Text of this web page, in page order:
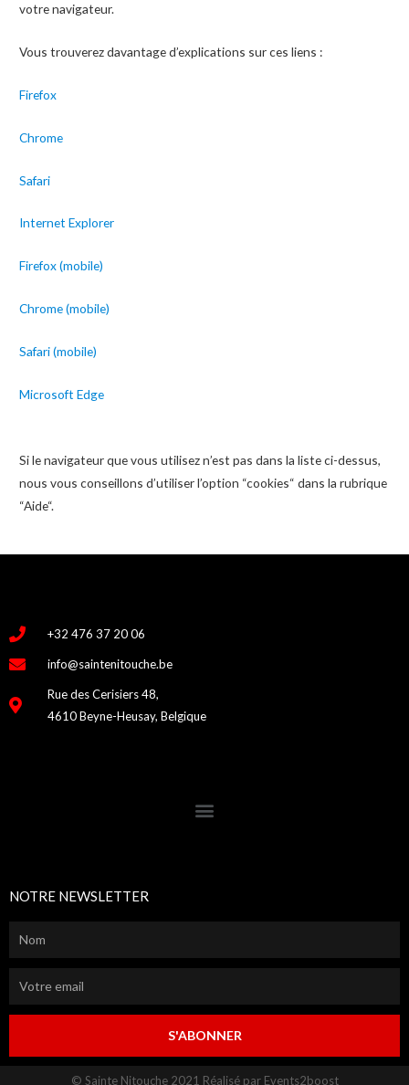
votre navigateur.
Vous trouverez davantage d’explications sur ces liens :
Firefox
Chrome
Safari
Internet Explorer
Firefox (mobile)
Chrome (mobile)
Safari (mobile)
Microsoft Edge
Si le navigateur que vous utilisez n’est pas dans la liste ci-dessus,
nous vous conseillons d’utiliser l’option “cookies“ dans la rubrique
“Aide“.
+32 476 37 20 06
info@saintenitouche.be
Rue des Cerisiers 48,
4610 Beyne-Heusay, Belgique
NOTRE NEWSLETTER
S'ABONNER
© Sainte Nitouche 2021 Réalisé par Events2boost